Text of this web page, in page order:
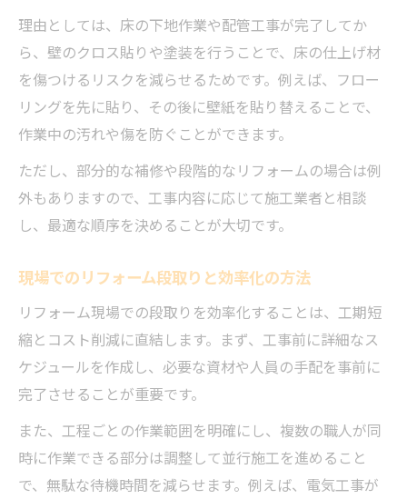
理由としては、床の下地作業や配管工事が完了してか
ら、壁のクロス貼りや塗装を行うことで、床の仕上げ材
を傷つけるリスクを減らせるためです。例えば、フロー
リングを先に貼り、その後に壁紙を貼り替えることで、
作業中の汚れや傷を防ぐことができます。
ただし、部分的な補修や段階的なリフォームの場合は例
外もありますので、工事内容に応じて施工業者と相談
し、最適な順序を決めることが大切です。
現場でのリフォーム段取りと効率化の方法
リフォーム現場での段取りを効率化することは、工期短
縮とコスト削減に直結します。まず、工事前に詳細なス
ケジュールを作成し、必要な資材や人員の手配を事前に
完了させることが重要です。
また、工程ごとの作業範囲を明確にし、複数の職人が同
時に作業できる部分は調整して並行施工を進めること
で、無駄な待機時間を減らせます。例えば、電気工事が